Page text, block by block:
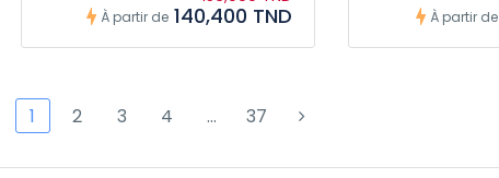
À partir de 140,400 TND À partir de
1 2 3 4 … 37